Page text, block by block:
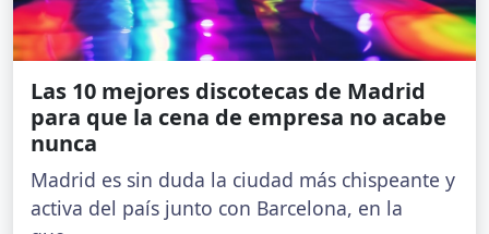
Las 10 mejores discotecas de Madrid
para que la cena de empresa no acabe
nunca
Madrid es sin duda la ciudad más chispeante y
activa del país junto con Barcelona, en la